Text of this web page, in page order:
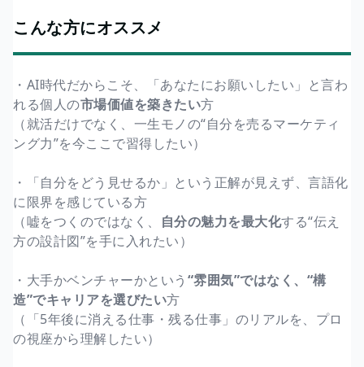
こんな方にオススメ
・AI時代だからこそ、「あなたにお願いしたい」と言わ
れる個人の市場価値を築きたい方
（就活だけでなく、一生モノの“自分を売るマーケティ
ング力”を今ここで習得したい）
・「自分をどう見せるか」という正解が見えず、言語化
に限界を感じている方
（嘘をつくのではなく、
自分の魅力を最大化する“伝え
方の設計図”を手に入れたい）
・大手かベンチャーかという “雰囲気”ではなく、“構
造”でキャリアを選びたい方
（「5年後に消える仕事・残る仕事」のリアルを、プロ
の視座から理解したい）